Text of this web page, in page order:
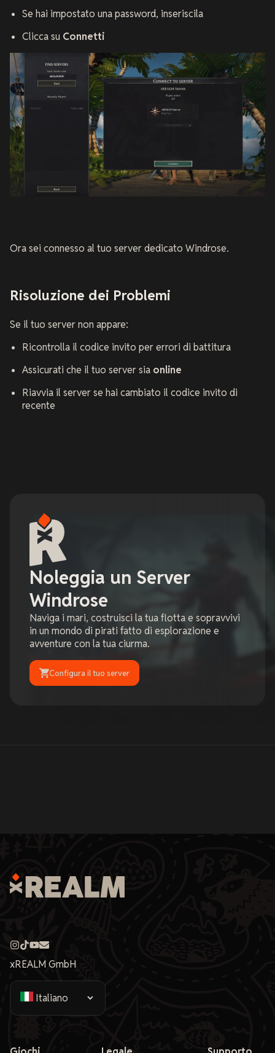
Se hai impostato una password, inseriscila
Clicca su Connetti
Ora sei connesso al tuo server dedicato Windrose.
Risoluzione dei Problemi
Se il tuo server non appare:
Ricontrolla il codice invito per errori di battitura
Assicurati che il tuo server sia online
Riavvia il server se hai cambiato il codice invito di
recente
Noleggia un Server
Windrose
Naviga i mari, costruisci la tua flotta e sopravvivi
in un mondo di pirati fatto di esplorazione e
avventure con la tua ciurma.
Configura il tuo server
xREALM GmbH